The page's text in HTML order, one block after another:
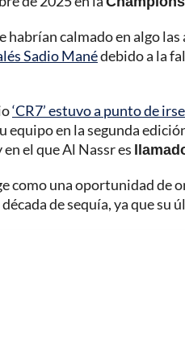
habrían calmado en algo
Sadio Manédebido a la
‘CR7’ estuvo a punto de irse
equipo en la segunda
el que Al Nassr es
como una oportunidad de
de sequía, ya que